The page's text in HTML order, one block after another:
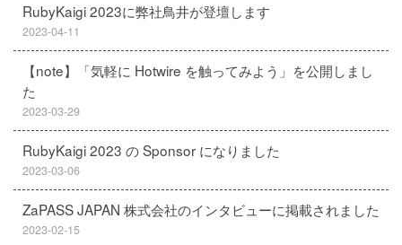
RubyKaigi 2023に弊社鳥井が登壇します
2023-04-11
【note】「気軽に Hotwire を触ってみよう」を公開しまし
た
2023-03-29
RubyKaigi 2023 の Sponsor になりました
2023-03-06
ZaPASS JAPAN 株式会社のインタビューに掲載されました
2023-02-15